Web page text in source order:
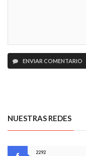
ENVIAR COMENTARIO
NUESTRAS REDES
2292